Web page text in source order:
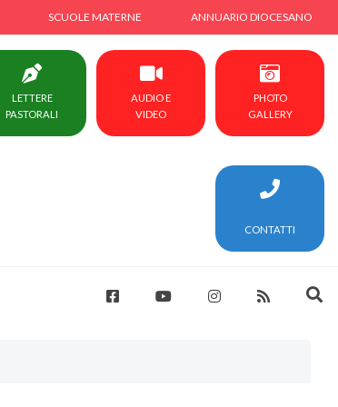
SCUOLE MATERNE ANNUARIO DIOCESANO
LETTERE
PASTORALI
AUDIO E
VIDEO
PHOTO
GALLERY
CONTATTI